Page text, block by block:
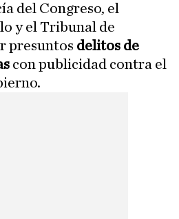
del Congreso, el
y el Tribunal de
presuntos delitos de
con publicidad contra el